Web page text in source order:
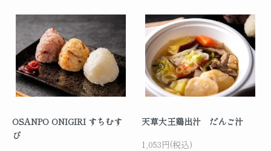
OSANPO ONIGIRI すちむす
び
天草大王鶏出汁 だんご汁
1,053円(税込)